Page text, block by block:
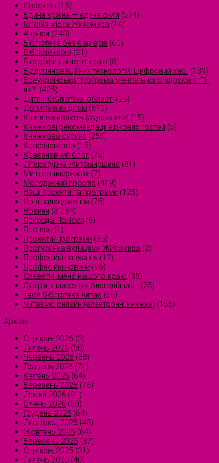
Євроквіз (15)
Єдина країна — єдина сім’я (574)
Історія міста Житомира (14)
Анонси (240)
Бібліотека без бар'єрів (60)
Бібліотекарю (21)
Біографи нашого краю (8)
Відділ інноваційних технологій. Цифровий хаб. (139)
Всеукраїнська програма ментального здоров'я "Ти
як?" (405)
Дитячі бібліотеки області (25)
Допитливим дітям (670)
Книги оживають (аудіокниги) (15)
Книжкові рекомендації зіркових гостей (5)
Книжкова скриня (255)
Краєзнавство (15)
Краєзнавчий блог (75)
Літературна Житомирщина (81)
Ми в соцмережах (7)
Молодіжний простір (419)
Наші проєкти та програми (125)
Нові надходження (75)
Новини (3 234)
Природа Полісся (6)
Про нас (1)
Проєкти/Програми (35)
Прогулянка вулицями Житомира (2)
Професійні навчання (12)
Професійні новини (96)
Славетні імена нашого краю (35)
Сузірʼя книжкових благодійників (25)
Твоя бібліотека читає (55)
Читаємо онлайн (електронні книжки) (156)
Архіви
Серпень 2026 (3)
Липень 2026 (50)
Червень 2026 (88)
Травень 2026 (71)
Квітень 2026 (64)
Березень 2026 (76)
Лютий 2026 (91)
Січень 2026 (50)
Грудень 2025 (64)
Листопад 2025 (48)
Жовтень 2025 (64)
Вересень 2025 (37)
Серпень 2025 (31)
Липень 2025 (40)